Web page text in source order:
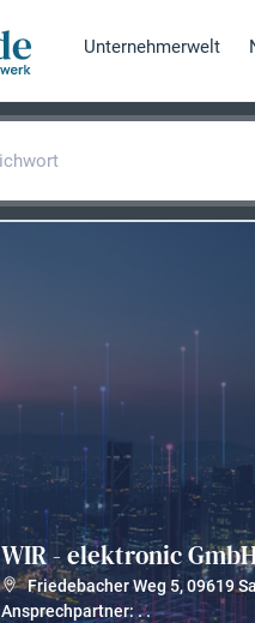
Unternehmerwelt
WIR - elektronic
Friedebacher Weg 5,09619
Ansprechpartner: . .